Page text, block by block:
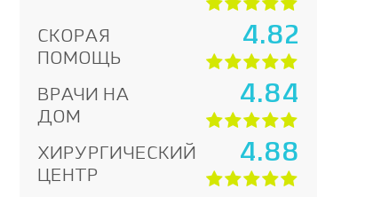
СКОРАЯ
ПОМОЩЬ
4.82
ВРАЧИ НА
ДОМ
4.84
ХИРУРГИЧЕСКИЙ
ЦЕНТР
4.88